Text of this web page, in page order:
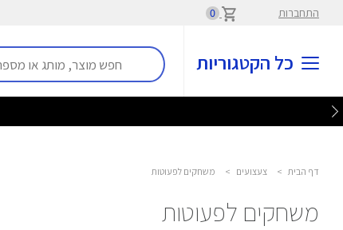
התחברות 0
כל הקטגוריות
דף הבית > צעצועים > משחקים לפעוטות
משחקים לפעוטות